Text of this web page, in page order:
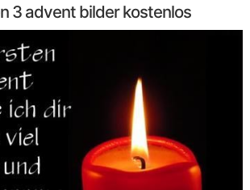
3 advent bilder kostenlos